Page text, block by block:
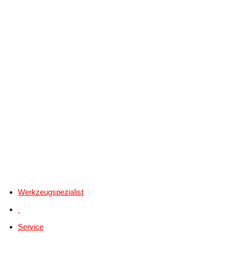
Werkzeugspezialist
Service